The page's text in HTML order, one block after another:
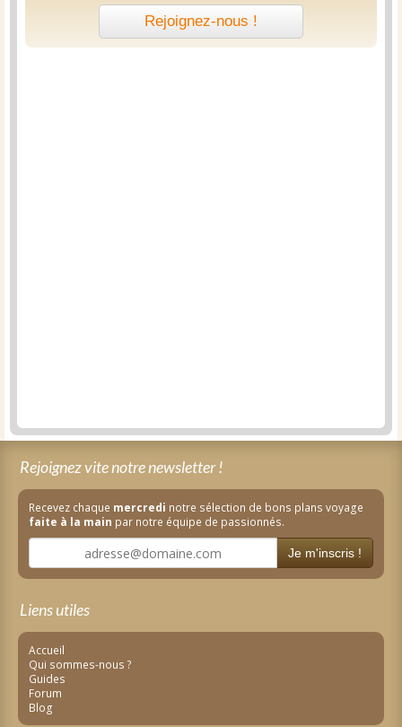
Rejoignez-nous !
Rejoignez vite notre newsletter !
Recevez chaque mercredi notre sélection de bons plans voyage
faite à la main par notre équipe de passionnés.
Je m'inscris !
Liens utiles
Accueil
Qui sommes-nous ?
Guides
Forum
Blog